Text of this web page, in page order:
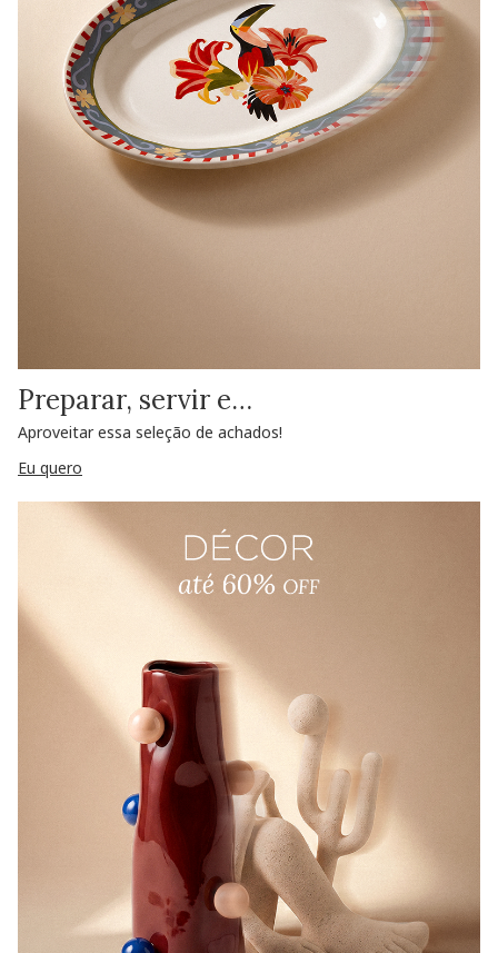
Preparar, servir e…
Aproveitar essa seleção de achados!
Eu quero